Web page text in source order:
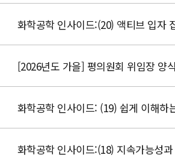
화학공학 인사이드:(20) 액티브 입자
[2026년도 가을] 평의원회 위임장 양식
화학공학 인사이드: (19) 쉽게 이해하
화학공학 인사이드:(18) 지속가능성